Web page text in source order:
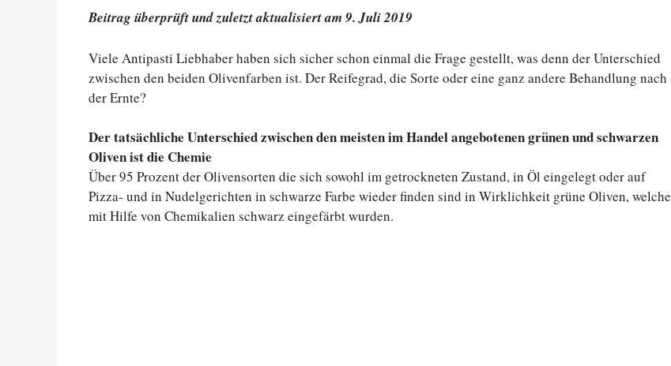
Beitrag überprüft und zuletzt aktualisiert am 9. Juli 2019
Viele Antipasti Liebhaber haben sich sicher schon einmal die Frage gestellt, was denn der Unterschied
zwischen den beiden Olivenfarben ist. Der Reifegrad, die Sorte oder eine ganz andere Behandlung nach
der Ernte?
Der tatsächliche Unterschied zwischen den meisten im Handel angebotenen grünen und schwarzen
Oliven ist die Chemie
Über 95 Prozent der Olivensorten die sich sowohl im getrockneten Zustand, in Öl eingelegt oder auf
Pizza- und in Nudelgerichten in schwarze Farbe wieder finden sind in Wirklichkeit grüne Oliven, welche
mit Hilfe von Chemikalien schwarz eingefärbt wurden.